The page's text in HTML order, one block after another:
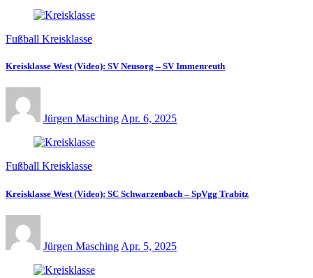
Fußball Kreisklasse
Kreisklasse West (Video): SV Neusorg – SV Immenreuth
Jürgen MaschingApr. 6, 2025
Fußball Kreisklasse
Kreisklasse West (Video): SC Schwarzenbach – SpVgg Trabitz
Jürgen Masching Apr. 5, 2025